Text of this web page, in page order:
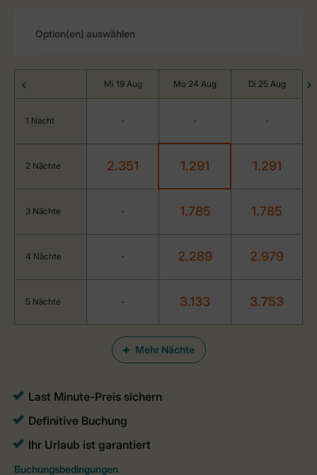
Mehr Nächte
Mi 19 Aug Mo 24 Aug Di 25 Aug
1 Nacht - - -
2 Nächte 2.351 1.291 1.291
3 Nächte - 1.785 1.785
4 Nächte - 2.289 2.979
5 Nächte - 3.133 3.753